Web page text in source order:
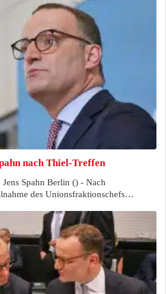
nach Thiel-Treffen
Spahn Berlin () - Nach
des Unionsfraktionschefs…